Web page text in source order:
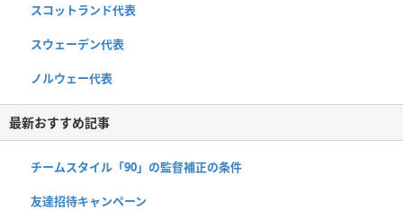
スコットランド代表
スウェーデン代表
ノルウェー代表
最新おすすめ記事
チームスタイル「90」の監督補正の条件
友達招待キャンペーン